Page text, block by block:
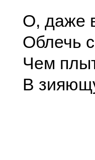
О, даже
Облечь
Чем
В